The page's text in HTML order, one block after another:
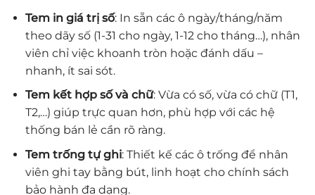
Tem in giá trị số: In sẵn các ô ngày/tháng/năm
theo dãy số (1-31 cho ngày, 1-12 cho tháng…), nhân
viên chỉ việc khoanh tròn hoặc đánh dấu –
nhanh, ít sai sót.
Tem kết hợp số và chữ: Vừa có số, vừa có chữ (T1,
T2,…) giúp trực quan hơn, phù hợp với các hệ
thống bán lẻ cần rõ ràng.
Tem trống tự ghi: Thiết kế các ô trống để nhân
viên ghi tay bằng bút, linh hoạt cho chính sách
bảo hành đa dạng.